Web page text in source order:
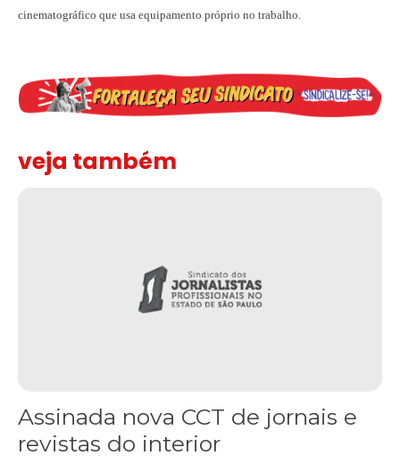
cinematográfico que usa equipamento próprio no trabalho.
veja também
Assinada nova CCT de jornais e
revistas do interior